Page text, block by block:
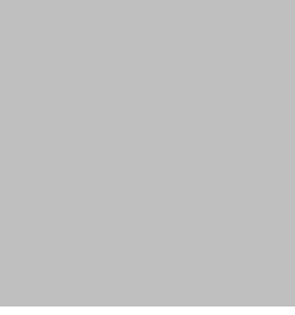
župnika